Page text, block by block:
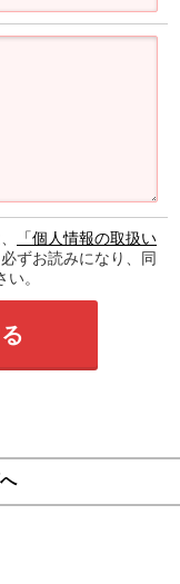
「個人情報の取扱い
ずお読みになり、同
。